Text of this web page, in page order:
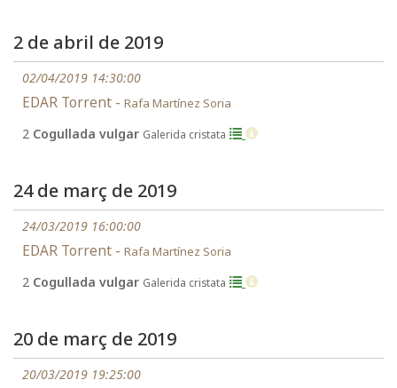
2 de abril de 2019
02/04/2019 14:30:00
EDAR Torrent - Rafa Martínez Soria
2 Cogullada vulgar Galerida cristata
24 de març de 2019
24/03/2019 16:00:00
EDAR Torrent - Rafa Martínez Soria
2 Cogullada vulgar Galerida cristata
20 de març de 2019
20/03/2019 19:25:00